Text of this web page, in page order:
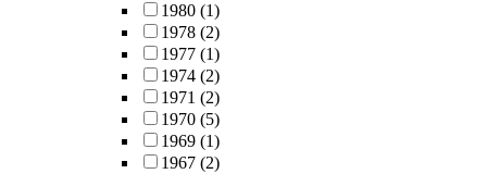
1980 (1)
1978 (2)
1977 (1)
1974 (2)
1971 (2)
1970 (5)
1969 (1)
1967 (2)